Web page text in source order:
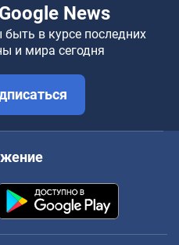
News
в курсе последних
и мира сегодня